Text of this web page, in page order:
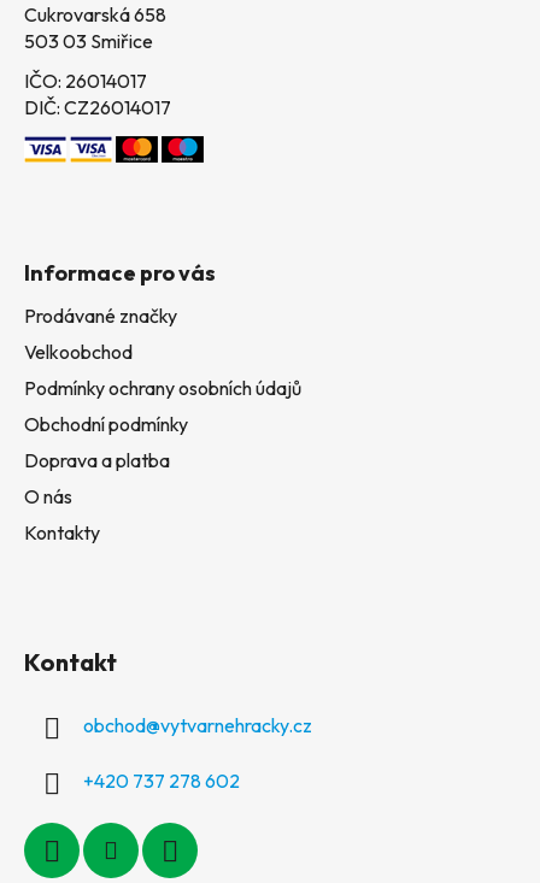
Cukrovarská 658
503 03 Smiřice
IČO: 26014017
DIČ: CZ26014017
Informace pro vás
Prodávané značky
Velkoobchod
Podmínky ochrany osobních údajů
Obchodní podmínky
Doprava a platba
O nás
Kontakty
Kontakt
obchod@vytvarnehracky.cz
+420 737 278 602